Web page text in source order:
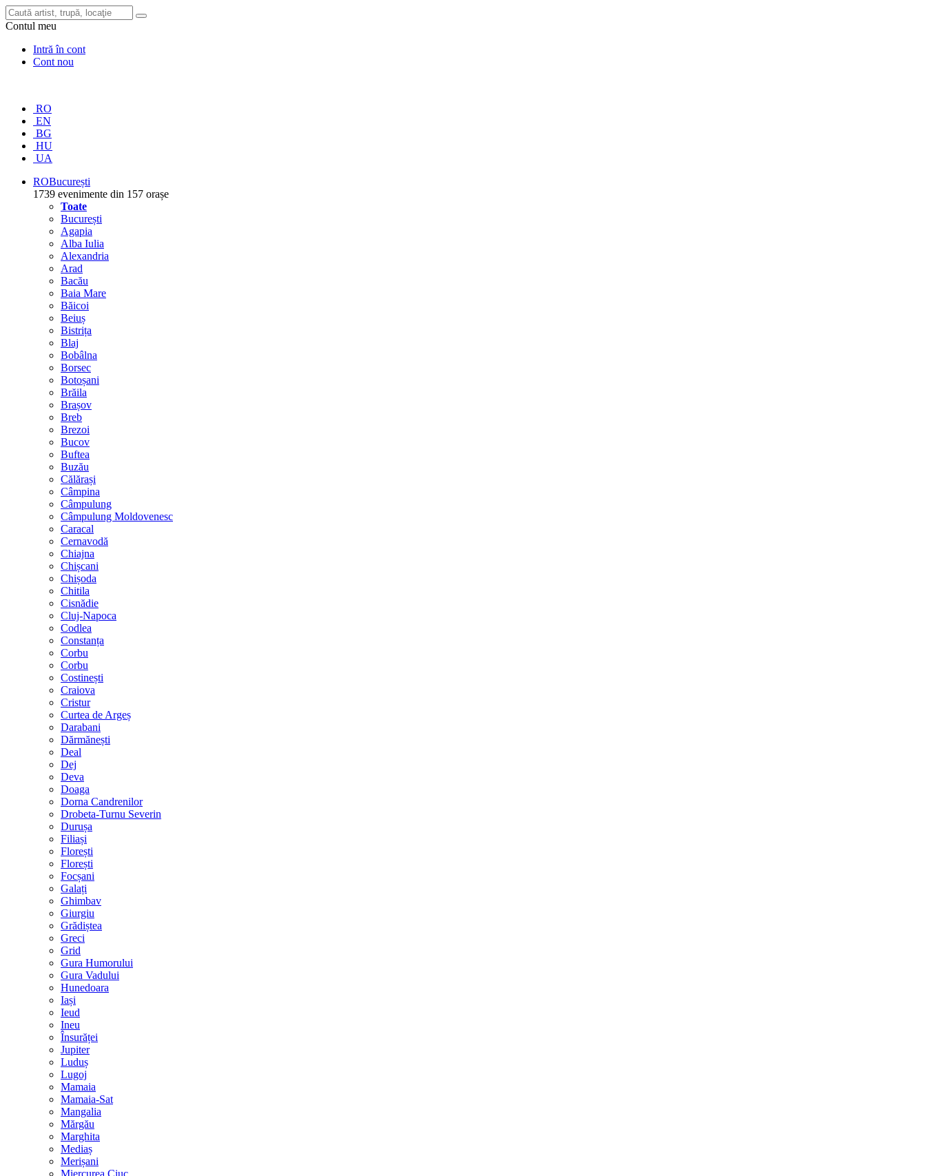
Contul meu
Intră în cont
Cont nou
RO
EN
BG
HU
UA
ROBucurești
1739 evenimente din 157 orașe
Toate
București
Agapia
Alba Iulia
Alexandria
Arad
Bacău
Baia Mare
Băicoi
Beiuș
Bistrița
Blaj
Bobâlna
Borsec
Botoșani
Brăila
Brașov
Breb
Brezoi
Bucov
Buftea
Buzău
Călărași
Câmpina
Câmpulung
Câmpulung Moldovenesc
Caracal
Cernavodă
Chiajna
Chișcani
Chișoda
Chitila
Cisnădie
Cluj-Napoca
Codlea
Constanța
Corbu
Corbu
Costinești
Craiova
Cristur
Curtea de Argeș
Darabani
Dărmănești
Deal
Dej
Deva
Doaga
Dorna Candrenilor
Drobeta-Turnu Severin
Durușa
Filiași
Florești
Florești
Focșani
Galați
Ghimbav
Giurgiu
Grădiștea
Greci
Grid
Gura Humorului
Gura Vadului
Hunedoara
Iași
Ieud
Ineu
Însurăței
Jupiter
Luduș
Lugoj
Mamaia
Mamaia-Sat
Mangalia
Mărgău
Marghita
Mediaș
Merișani
Miercurea Ciuc